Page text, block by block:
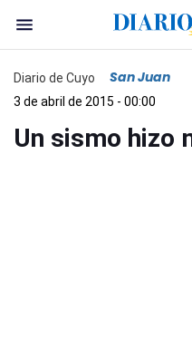
Diario de Cuyo San Juan
3 de abril de 2015 - 00:00
Un sismo hizo